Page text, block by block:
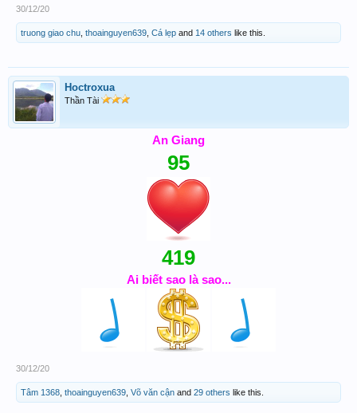
30/12/20
truong giao chu thoainguyen639 Cá lẹp and 14 others like this.
Hoctroxua
Thần Tài
An Giang
95
419
Ai biết sao là sao...
30/12/20
Tâm 1368 thoainguyen639 Võ văn cận and 29 others like this.